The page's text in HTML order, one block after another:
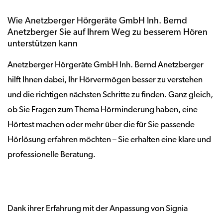
Wie Anetzberger Hörgeräte GmbH Inh. Bernd
Anetzberger Sie auf Ihrem Weg zu besserem Hören
unterstützen kann
Anetzberger Hörgeräte GmbH Inh. Bernd Anetzberger
hilft Ihnen dabei, Ihr Hörvermögen besser zu verstehen
und die richtigen nächsten Schritte zu finden. Ganz gleich,
ob Sie Fragen zum Thema Hörminderung haben, eine
Hörtest machen oder mehr über die für Sie passende
Hörlösung erfahren möchten – Sie erhalten eine klare und
professionelle Beratung.
Dank ihrer Erfahrung mit der Anpassung von Signia